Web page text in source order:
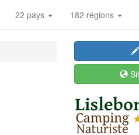
22 pays 182 régions